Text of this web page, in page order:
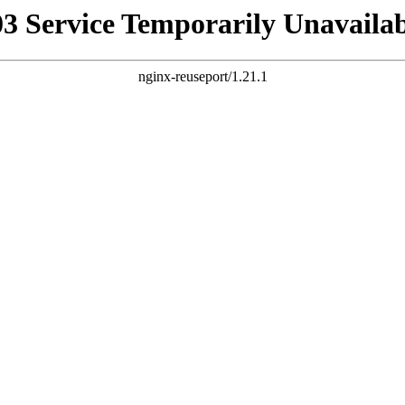
Service Temporarily
nginx-reuseport/1.21.1